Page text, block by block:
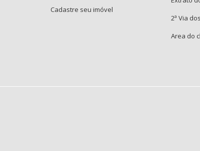
Cadastre seu imóvel
2ª Via
Area do